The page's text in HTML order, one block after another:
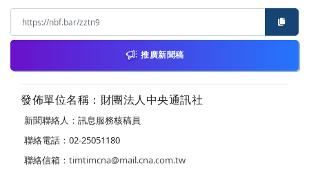
推廣新聞稿
發佈單位名稱：財團法人中央通訊社
新聞聯絡人：訊息服務核稿員
聯絡電話：02-25051180
聯絡信箱： timtimcna@mail.cna.com.tw